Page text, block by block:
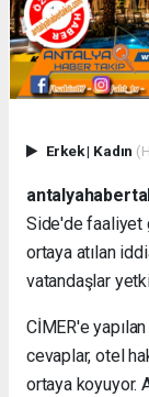
Erkek| Kadın
Side'de faaliyet
ortaya atılan
vatandaşlar
CİMER'e
cevaplar, otel
ortaya koyuyor.